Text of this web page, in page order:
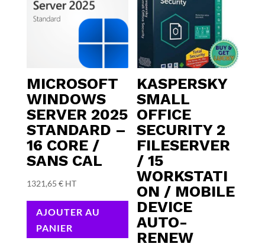
MICROSOFT
WINDOWS
SERVER 2025
STANDARD –
16 CORE /
SANS CAL
1321,65 € HT
AJOUTER AU
PANIER
KASPERSKY
SMALL
OFFICE
SECURITY 2
FILESERVER
/ 15
WORKSTATI
ON / MOBILE
DEVICE
AUTO-
RENEW